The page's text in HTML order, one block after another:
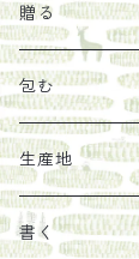
オリーブオイ
その他
マスコバド糖
しょうがパウ
ヘチマたわし
陶器
馬目隆宏
絵
タンブラー
贈り物に勧め
紀伊半島ブッ
らくだ舎出帆
新刊では販売
らくだ舎出帆
リトルプレス
mario books
タイドラー
海外出版社
古本
贈る
包装
ギフトセット
カレンダー
包む
生産地
色川
書く